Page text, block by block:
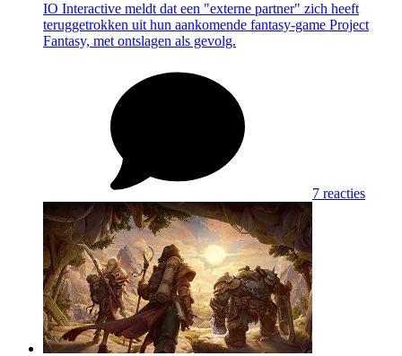
IO Interactive meldt dat een "externe partner" zich heeft
teruggetrokken uit hun aankomende fantasy-game Project
Fantasy, met ontslagen als gevolg.
7 reacties